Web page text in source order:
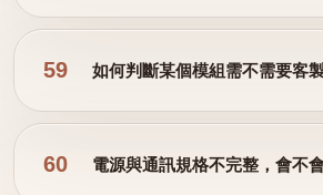
59 如何判斷某個模組需不需要客
60 電源與通訊規格不完整，會不